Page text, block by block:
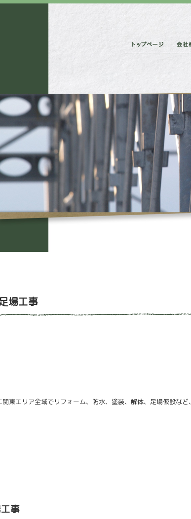
場工事
東エリア全域でリフォーム、防水、塗装、解体、足場仮設など、
事